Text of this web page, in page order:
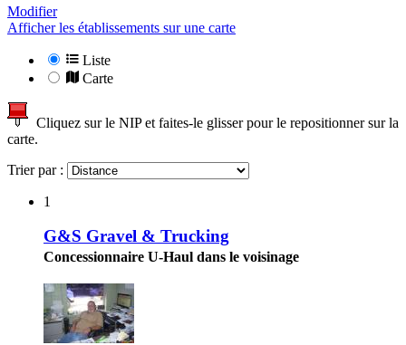
Modifier
Afficher les établissements sur une carte
Liste
Carte
Cliquez sur le NIP et faites-le glisser pour le repositionner sur la
carte.
Trier par :
1
G&S Gravel & Trucking
Concessionnaire U-Haul dans le voisinage